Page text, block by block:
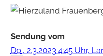
Sendung vom
Do., 2.3.2023 4:45 Uhr,